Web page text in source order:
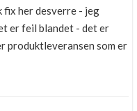
fix her desverre - jeg
er feil blandet - det er
produktleveransen som er